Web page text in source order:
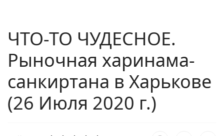
ЧТО-ТО ЧУДЕСНОЕ.
Рыночная харинама-
санкиртана в Харькове
(26 Июля 2020 г.)